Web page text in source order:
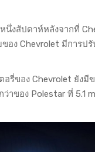
งสัปดาห์หลังจากที่
อง Chevrolet มีการป
รี่ของ Chevrolet ยังมี
าของ Polestar ที่ 5.1